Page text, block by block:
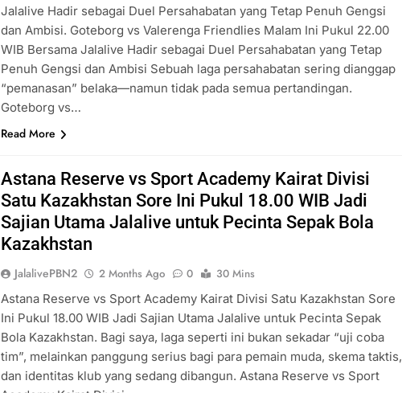
Jalalive Hadir sebagai Duel Persahabatan yang Tetap Penuh Gengsi
dan Ambisi. Goteborg vs Valerenga Friendlies Malam Ini Pukul 22.00
WIB Bersama Jalalive Hadir sebagai Duel Persahabatan yang Tetap
Penuh Gengsi dan Ambisi Sebuah laga persahabatan sering dianggap
“pemanasan” belaka—namun tidak pada semua pertandingan.
Goteborg vs…
Read More
Astana Reserve vs Sport Academy Kairat Divisi
Satu Kazakhstan Sore Ini Pukul 18.00 WIB Jadi
Sajian Utama Jalalive untuk Pecinta Sepak Bola
Kazakhstan
JalalivePBN2 2 Months Ago 0
30 Mins
Astana Reserve vs Sport Academy Kairat Divisi Satu Kazakhstan Sore
Ini Pukul 18.00 WIB Jadi Sajian Utama Jalalive untuk Pecinta Sepak
Bola Kazakhstan. Bagi saya, laga seperti ini bukan sekadar “uji coba
tim”, melainkan panggung serius bagi para pemain muda, skema taktis,
dan identitas klub yang sedang dibangun. Astana Reserve vs Sport